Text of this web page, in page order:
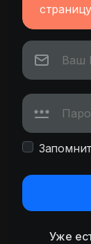
страницу
Уже